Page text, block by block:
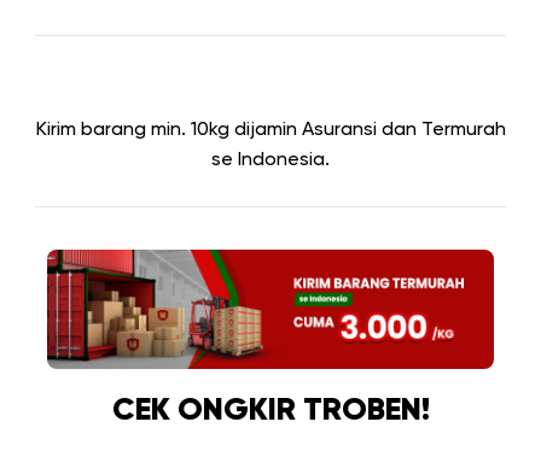
Kirim barang min. 10kg dijamin Asuransi dan Termurah
se Indonesia.
CEK ONGKIR TROBEN!